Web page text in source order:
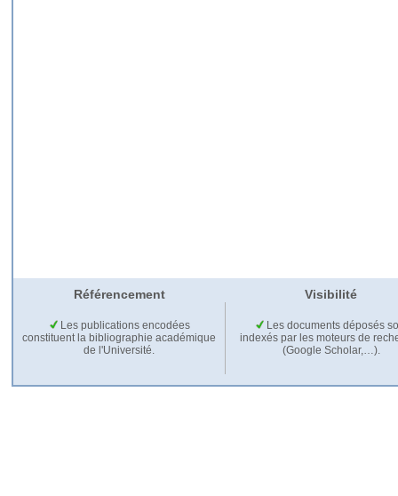
Référencement Visibilité
Les publications encodées
constituent la bibliographie académique
de l'Université.
Les documents déposés
indexés par les moteurs de
(Google Scholar,…).